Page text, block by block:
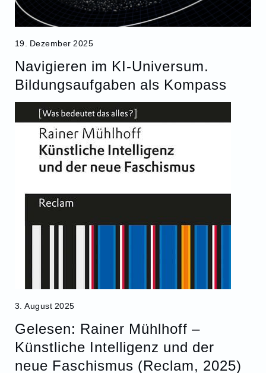
19. Dezember 2025
Navigieren im KI-Universum.
Bildungsaufgaben als Kompass
3. August 2025
Gelesen: Rainer Mühlhoff –
Künstliche Intelligenz und der
neue Faschismus (Reclam, 2025)